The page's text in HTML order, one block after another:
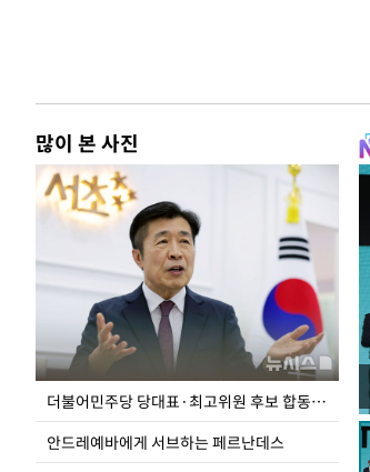
많이 본 사진
더불어민주당 당대표·최고위원 후보 합동연설회
안드레예바에게 서브하는 페르난데스